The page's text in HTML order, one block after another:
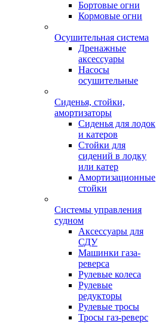
Бортовые огни
Кормовые огни
Осушительная система
Дренажные
аксессуары
Насосы
осушительные
Сиденья, стойки,
амортизаторы
Сиденья для лодок
и катеров
Стойки для
сидений в лодку
или катер
Амортизационные
стойки
Системы управления
судном
Аксессуары для
СДУ
Машинки газа-
реверса
Рулевые колеса
Рулевые
редукторы
Рулевые тросы
Тросы газ-реверс